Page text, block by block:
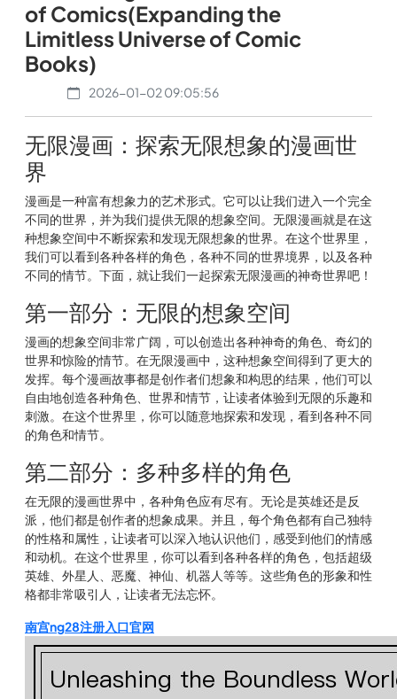
of Comics(Expanding the
Limitless Universe of Comic
Books)
2026-01-02 09:05:56
无限漫画：探索无限想象的漫画世
界
漫画是一种富有想象力的艺术形式。它可以让我们进入一个完全
不同的世界，并为我们提供无限的想象空间。无限漫画就是在这
种想象空间中不断探索和发现无限想象的世界。在这个世界里，
我们可以看到各种各样的角色，各种不同的世界境界，以及各种
不同的情节。下面，就让我们一起探索无限漫画的神奇世界吧！
第一部分：无限的想象空间
漫画的想象空间非常广阔，可以创造出各种神奇的角色、奇幻的
世界和惊险的情节。在无限漫画中，这种想象空间得到了更大的
发挥。每个漫画故事都是创作者们想象和构思的结果，他们可以
自由地创造各种角色、世界和情节，让读者体验到无限的乐趣和
刺激。在这个世界里，你可以随意地探索和发现，看到各种不同
的角色和情节。
第二部分：多种多样的角色
在无限的漫画世界中，各种角色应有尽有。无论是英雄还是反
派，他们都是创作者的想象成果。并且，每个角色都有自己独特
的性格和属性，让读者可以深入地认识他们，感受到他们的情感
和动机。在这个世界里，你可以看到各种各样的角色，包括超级
英雄、外星人、恶魔、神仙、机器人等等。这些角色的形象和性
格都非常吸引人，让读者无法忘怀。
南宫ng28注册入口官网